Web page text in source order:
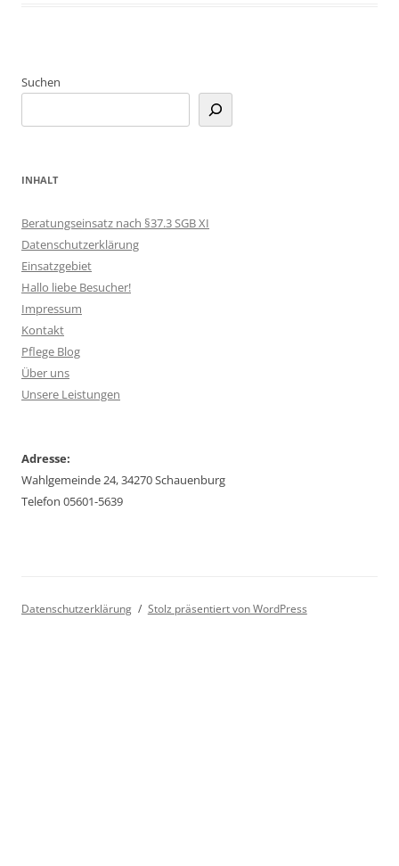
Suchen
INHALT
Beratungseinsatz nach §37.3 SGB XI
Datenschutzerklärung
Einsatzgebiet
Hallo liebe Besucher!
Impressum
Kontakt
Pflege Blog
Über uns
Unsere Leistungen
Adresse:
Wahlgemeinde 24, 34270 Schauenburg
Telefon 05601-5639
Datenschutzerklärung Stolz präsentiert von WordPress